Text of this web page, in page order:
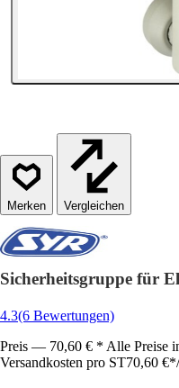
Vergleichen
Sicherheitsgruppe für
4.3(6 Bewertungen)
Preis — 70,60 € * Alle Preise
Versandkosten pro ST70,60 €*/